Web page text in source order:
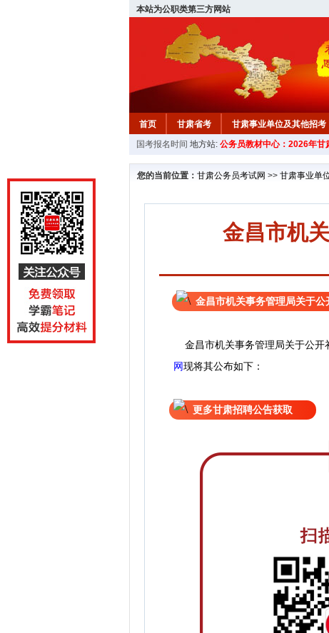
本站为公职类第三方网站
首页 甘肃省考 甘肃事业单位及其他招考
国考报名时间 地方站: 公务员教材中心：2026年甘
您的当前位置： 甘肃公务员考试网 >> 甘肃事业单
金昌市机
金昌市机关事务管理局关于
金昌市机关事务管理局关于公开
网现将其公布如下：
更多甘肃招聘公告获取